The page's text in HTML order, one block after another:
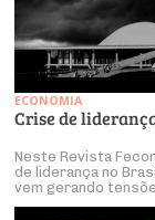
ECONOMIA
Crise de
Neste Revista
de liderança no
vem gerando